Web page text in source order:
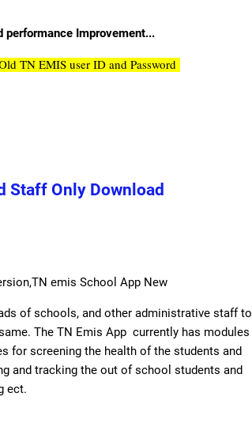
performance Improvement...
TN EMIS user ID and Password
Staff Only Download
emis School App New
of schools, and other administrative staff to
The TN Emis App currently has modules
for screening the health of the students and
and tracking the out of school students and
ect.